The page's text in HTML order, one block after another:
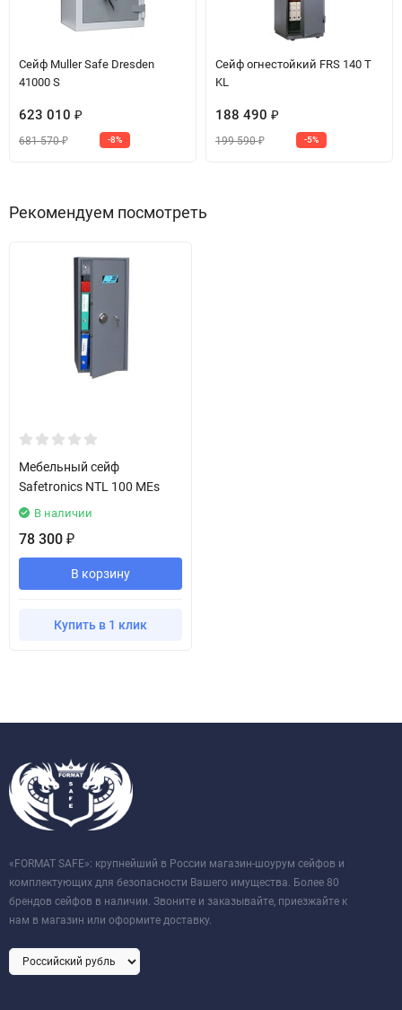
Сейф Muller Safe Dresden
41000 S
623 010 ₽
681 570₽ -8%
Сейф огнестойкий FRS 140 T
KL
188 490 ₽
199 590₽ -5%
Рекомендуем посмотреть
Мебельный сейф
Safetronics NTL 100 MEs
В наличии
78 300 ₽
В корзину
Купить в 1 клик
«FORMAT SAFE»: крупнейший в России магазин-шоурум сейфов и
комплектующих для безопасности Вашего имущества. Более 80
брендов сейфов в наличии. Звоните и заказывайте, приезжайте к
нам в магазин или оформите доставку.